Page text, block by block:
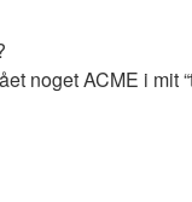
noget ACME i mit